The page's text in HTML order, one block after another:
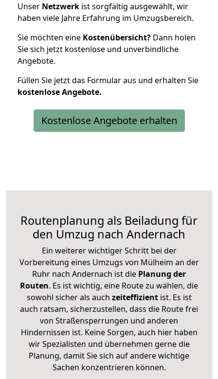
Unser Netzwerk ist sorgfältig ausgewählt, wir
haben viele Jahre Erfahrung im Umzugsbereich.
Sie möchten eine Kostenübersicht? Dann holen
Sie sich jetzt kostenlose und unverbindliche
Angebote.
Füllen Sie jetzt das Formular aus und erhalten Sie
kostenloseAngebote.
Kostenlose Angebote erhalten
Routenplanung als Beiladung für
den Umzug nach Andernach
Ein weiterer wichtiger Schritt bei der
Vorbereitung eines Umzugs von Mülheim an der
Ruhr nach Andernach ist die Planung der
Routen. Es ist wichtig, eine Route zu wählen, die
sowohl sicher als auch zeiteffizientist. Es ist
auch ratsam, sicherzustellen, dass die Route frei
von Straßensperrungen und anderen
Hindernissen ist. Keine Sorgen, auch hier haben
wir Spezialisten und übernehmen gerne die
Planung, damit Sie sich auf andere wichtige
Sachen konzentrieren können.